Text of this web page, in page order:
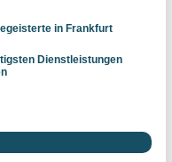
in Frankfurt
Dienstleistungen